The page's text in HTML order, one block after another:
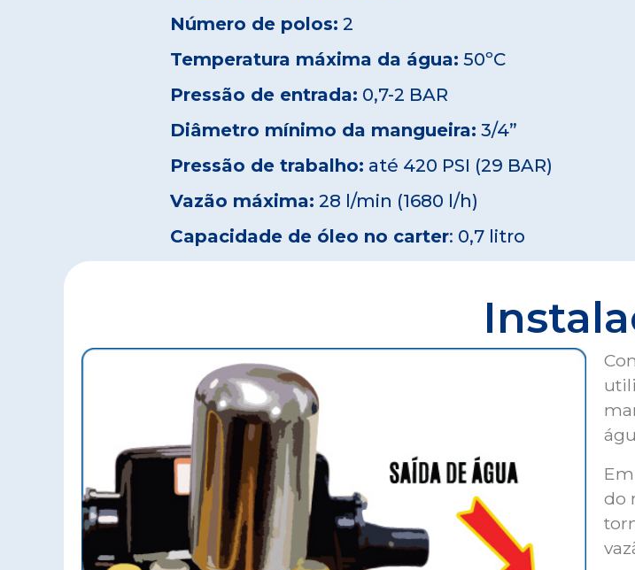
Número de polos: 2
Temperatura máxima da água: 50ºC
Pressão de entrada: 0,7-2 BAR
Diâmetro mínimo da mangueira: 3/4”
Pressão de trabalho: até 420 PSI (29 BAR)
Vazão máxima: 28 l/min (1680 l/h)
Capacidade de óleo no carter: 0,7 litro
do